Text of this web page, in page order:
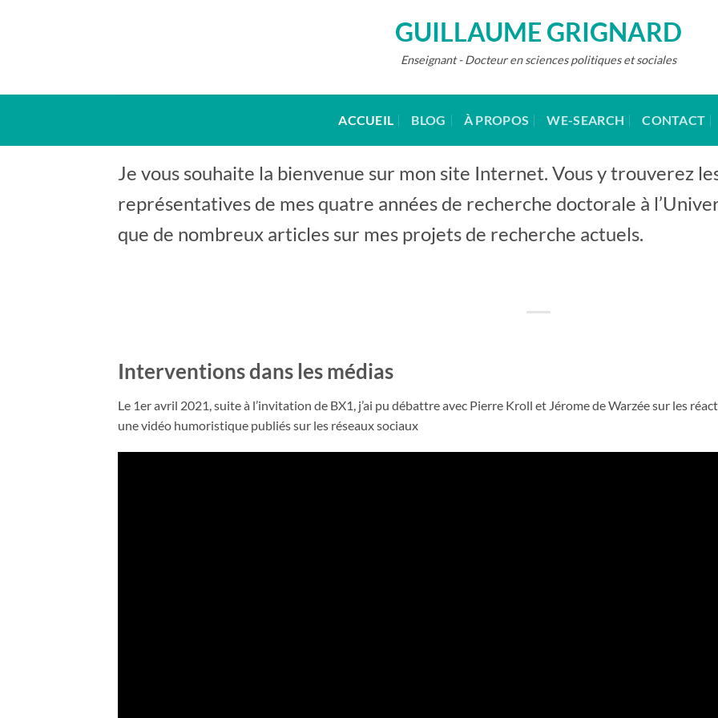
GUILLAUME GRIGNARD
Enseignant - Docteur en sciences politiques et sociales
ACCUEIL BLOG À PROPOS WE-SEARCH CONTACT
Je vous souhaite la bienvenue sur mon site Internet. Vous y trouverez
représentatives de mes quatre années de recherche doctorale à
que de nombreux articles sur mes projets de recherche actuels.
Interventions dans les médias
Le 1er avril 2021, suite à l’invitation de BX1, j’ai pu débattre avec Pierre Kroll et Jérome de Warzée sur les
une vidéo humoristique publiés sur les réseaux sociaux